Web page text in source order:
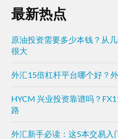
最新热点
原油投资需要多少本钱？从
很大
外汇15倍杠杆平台哪个好？
HYCM 兴业投资靠谱吗？
路
外汇新手必读：这5本交易入